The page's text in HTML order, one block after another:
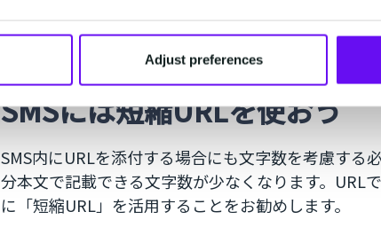
Adjust preferences
SMSには短縮URLを使おう
SMS内にURLを添付する場合にも文字数を考慮する
分本文で記載できる文字数が少なくなります。URL
に「短縮URL」を活用することをお勧めします。